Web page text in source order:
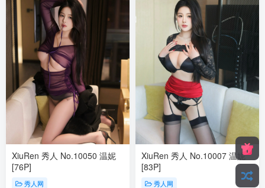
XiuRen 秀人 No.10050 温妮
[76P]
秀人网
XiuRen 秀人 No.10007 温妮
[83P]
秀人网